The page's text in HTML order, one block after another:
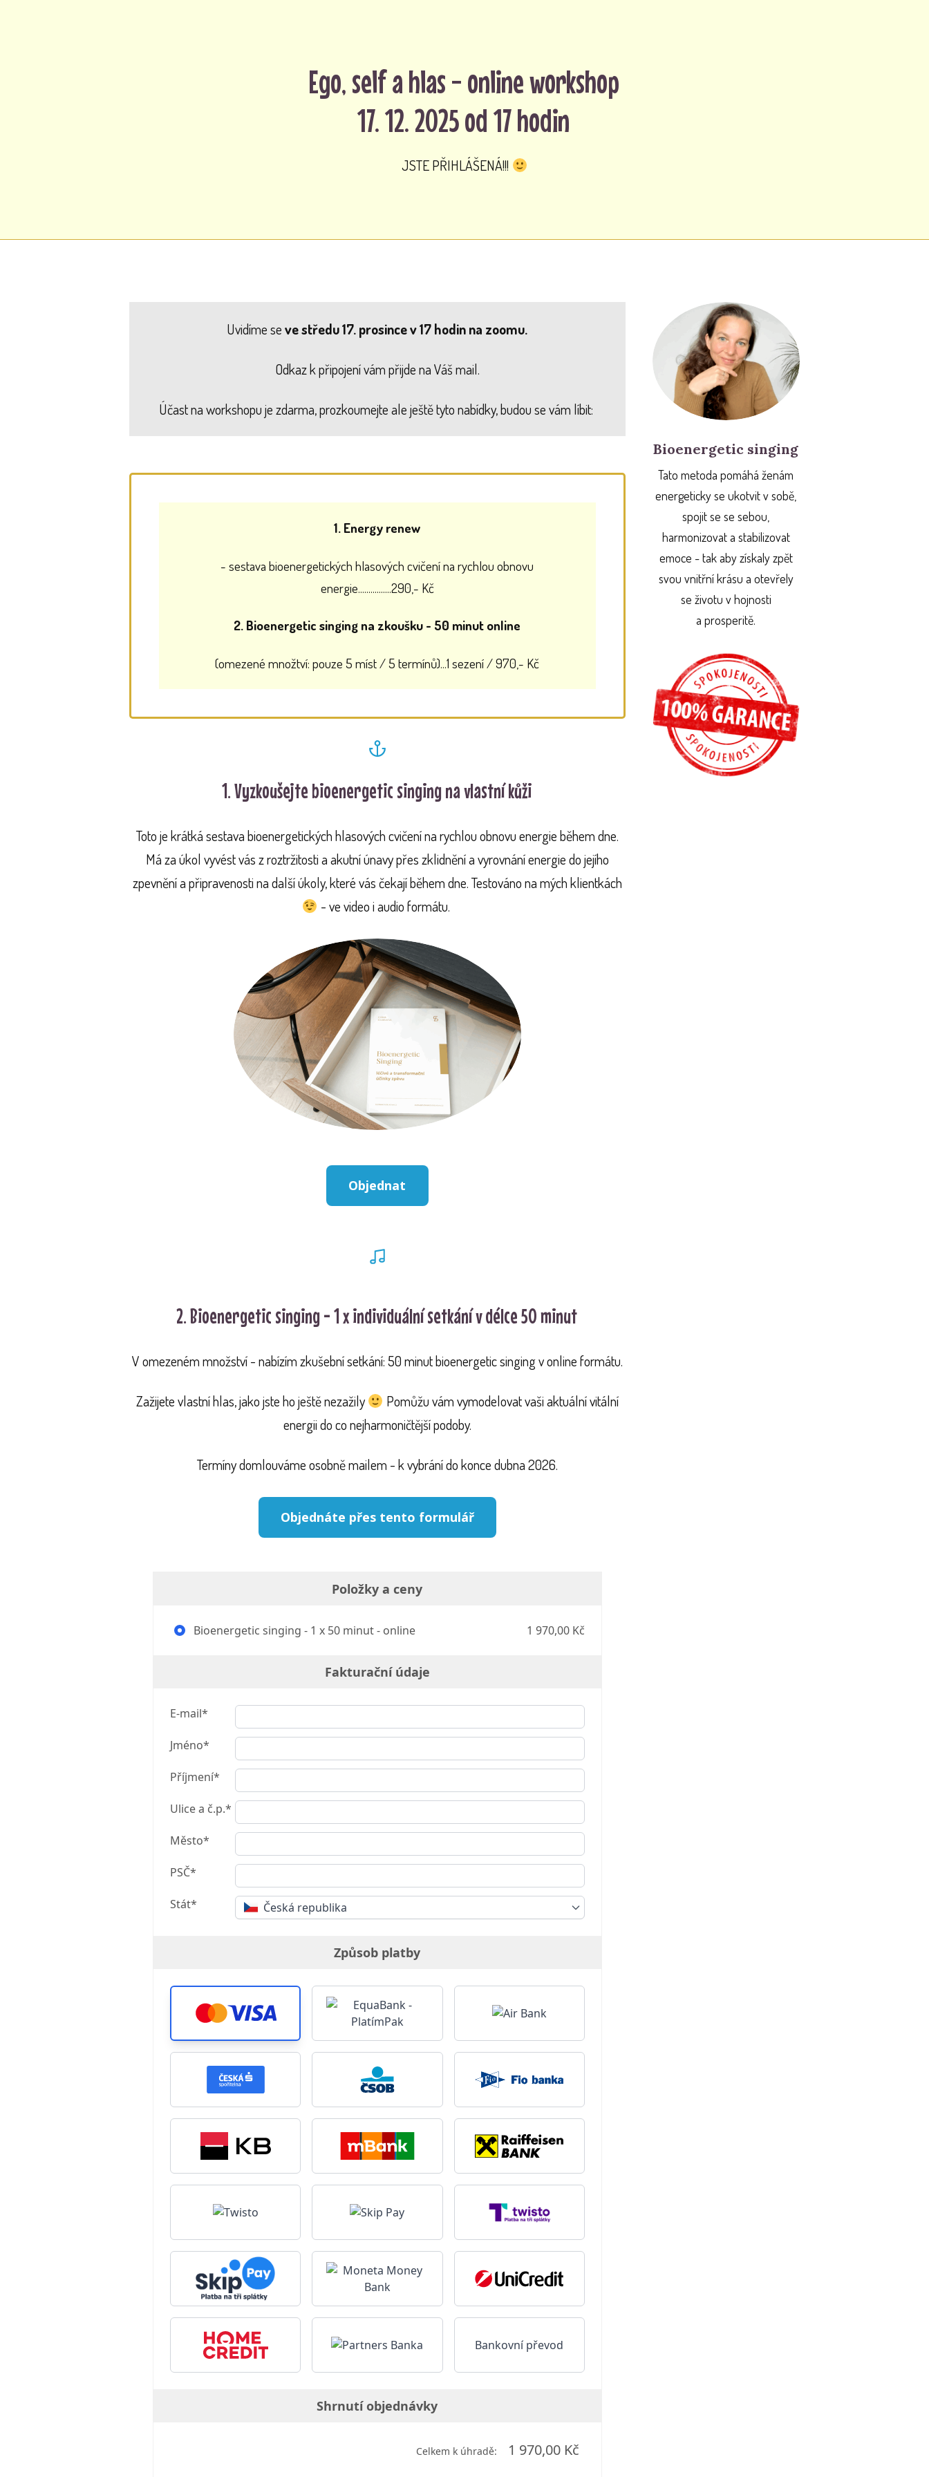
Ego, self a hlas - online workshop
17. 12. 2025 od 17 hodin
JSTE PŘIHLÁŠENÁ!!!
Uvidíme seve středu 17. prosince v 17 hodin na zoomu.
Odkaz k připojení vám přijde na Váš mail.
Účast na workshopu je zdarma, prozkoumejte ale ještě tyto nabídky, budou se vám líbit:
1. Energy renew
- sestava bioenergetických hlasových cvičení na rychlou obnovu
energie................290,- Kč
2. Bioenergetic singing na zkoušku - 50 minut online
(omezené množtví: pouze 5 míst / 5 termínů)...1 sezení / 970,- Kč
1. Vyzkoušejte bioenergetic singing na vlastní kůži
Toto je krátká sestava bioenergetických hlasových cvičení na rychlou obnovu energie během dne.
Má za úkol vyvést vás z roztržitosti a akutní únavy přes zklidnění a vyrovnání energie do jejího
zpevnění a připravenosti na další úkoly, které vás čekají během dne. Testováno na mých klientkách
- ve video i audio formátu.
Objednat
2. Bioenergetic singing - 1 x individuální setkání v délce 50 minut
V omezeném množství - nabízím zkušební setkání: 50 minut bioenergetic singing v online formátu.
Zažijete vlastní hlas, jako jste ho ještě nezažily
Pomůžu vám vymodelovat vaši aktuální vitální
energii do co nejharmoničtější podoby.
Termíny domlouváme osobně mailem - k vybrání do konce dubna 2026.
Objednáte přes tento formulář
Položky a ceny
Bioenergetic singing - 1 x 50 minut - online 1 970,00 Kč
Fakturační údaje
E-mail*
Jméno*
Příjmení*
Ulice a č.p.*
Město*
PSČ*
Stát* Česká republika
Způsob platby
Bankovní převod
Shrnutí objednávky
Celkem k úhradě: 1 970,00 Kč
Bioenergetic singing
Tato metoda pomáhá ženám
energeticky se ukotvit v sobě,
spojit se se sebou,
harmonizovat a stabilizovat
emoce - tak aby získaly zpět
svou vnitřní krásu a otevřely
se životu v hojnosti
a prosperitě.